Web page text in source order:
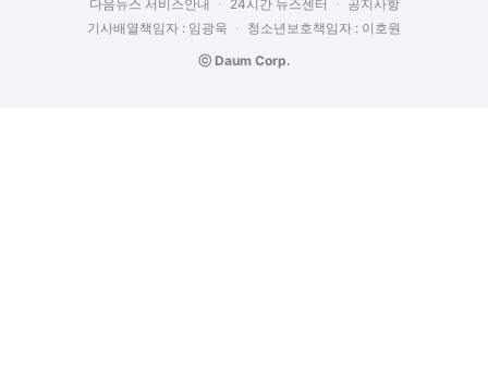
다음뉴스 서비스안내 24시간 뉴스센터
공지사항
기사배열책임자 : 임광욱
청소년보호책임자 : 이호원
ⓒ Daum Corp.